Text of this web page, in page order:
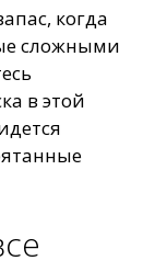
когда
сложными
в этой